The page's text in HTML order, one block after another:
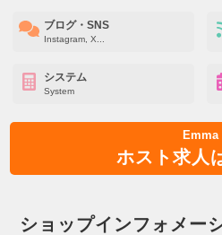
ブログ・SNS
Instagram, X...
システム
System
Emma
ホスト求人
ショップインフォメー